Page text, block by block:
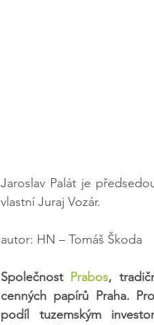
Jaroslav Palát je
vlastní Juraj Vozár.
autor: HN – Tomáš Škoda
Společnost Prabos,
cenných papírů Praha.
podíl tuzemským